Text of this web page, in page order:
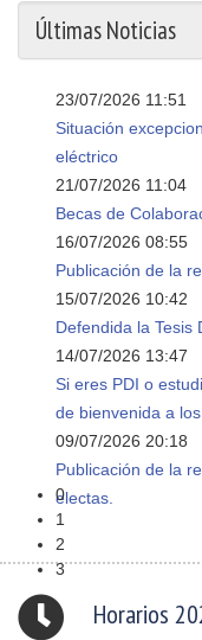
0
1
2
3
Últimas Noticias
23/07/2026 11:51
Situación
eléctrico
21/07/2026 11:04
Becas de
16/07/2026 08:55
Publicación de la
15/07/2026 10:42
Defendida la Tesis
14/07/2026 13:47
Si eres PDI o
de bienvenida a
09/07/2026 20:18
Publicación de la
electas.
Horarios